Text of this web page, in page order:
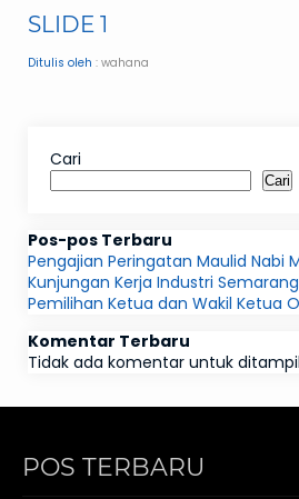
SLIDE 1
Ditulis oleh : wahana
Cari
Cari
Pos-pos Terbaru
Pengajian Peringatan Maulid Nabi
Kunjungan Kerja Industri
Pemilihan Ketua dan Wakil Ketua
Komentar Terbaru
Tidak ada komentar untuk
POS TERBARU